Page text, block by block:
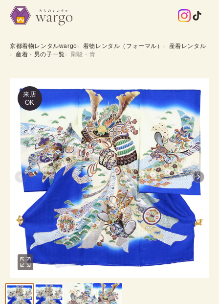
京都着物レンタルwargo 着物レンタル（フォーマル）
産着レンタル
産着・男の子一覧
剛毅・青
来店
OK